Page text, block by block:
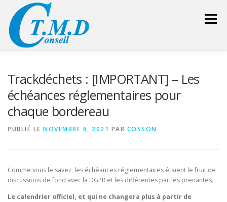
contenu
Menu
GESTION DES DÉCHETS
Trackdéchets : [IMPORTANT] – Les
échéances réglementaires pour
chaque bordereau
PUBLIÉ LE NOVEMBRE 6, 2021 PAR COSSON
Comme vous le savez, les échéances réglementaires étaient le fruit de
discussions de fond avec la DGPR et les différentes parties prenantes.
Le calendrier officiel, et qui ne changera plus à partir de